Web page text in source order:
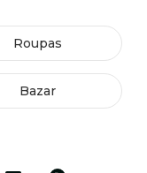
Roupas
Bazar